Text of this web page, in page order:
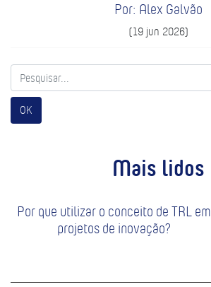
Por: Alex Galvão
(19 jun 2026)
OK
Mais lidos
Por que utilizar o conceito de TRL em
projetos de inovação?